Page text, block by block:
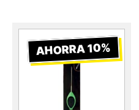
AHORRA 10%
El
precio
original
€3,99.
El
precio
actual